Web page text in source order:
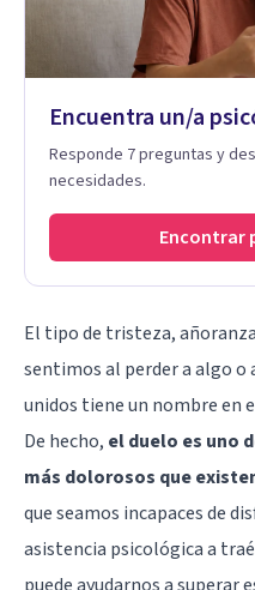
Encuentra un/a
Responde 7 preguntas y
necesidades.
Encontrar
El tipo de tristeza,
sentimos al perder a algo o
unidos tiene un nombre en
De hecho, el duelo es uno
más dolorosos que
que seamos incapaces de
asistencia psicológica a